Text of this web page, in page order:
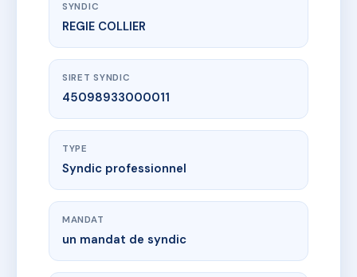
SYNDIC
REGIE COLLIER
SIRET SYNDIC
45098933000011
TYPE
Syndic professionnel
MANDAT
un mandat de syndic